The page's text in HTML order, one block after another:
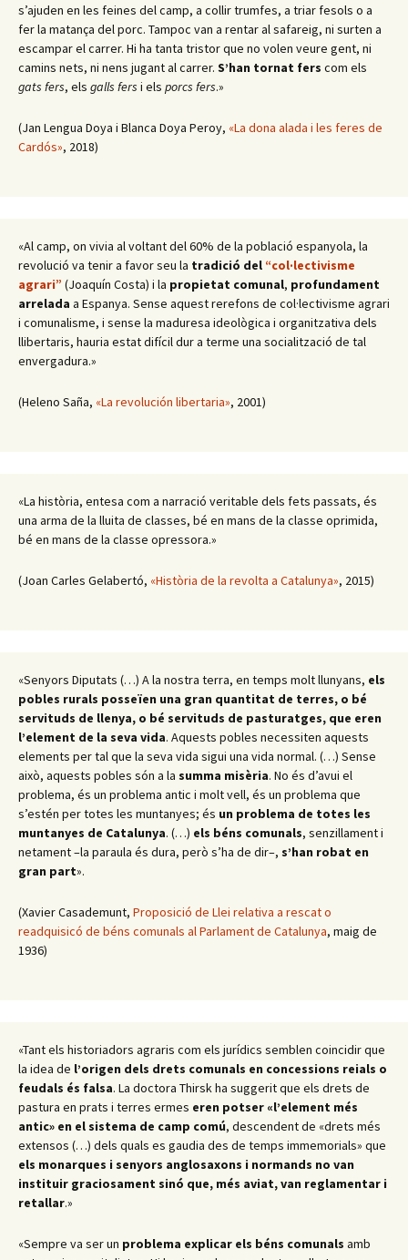
s’ajuden en les feines del camp, a collir trumfes, a triar fesols o a
fer la matança del porc. Tampoc van a rentar al safareig, ni surten a
escampar el carrer. Hi ha tanta tristor que no volen veure gent, ni
camins nets, ni nens jugant al carrer. S’han tornat fers com els
gats fers, els galls fers i els porcs fers.»
(Jan Lengua Doya i Blanca Doya Peroy, «La dona alada i les feres de
Cardós», 2018)
«Al camp, on vivia al voltant del 60% de la població espanyola, la
revolució va tenir a favor seu la tradició del “col·lectivisme
agrari” (Joaquín Costa) i la propietat comunal, profundament
arrelada a Espanya. Sense aquest rerefons de col·lectivisme agrari
i comunalisme, i sense la maduresa ideològica i organitzativa dels
llibertaris, hauria estat difícil dur a terme una socialització de tal
envergadura.»
(Heleno Saña, «La revolución libertaria», 2001)
«La història, entesa com a narració veritable dels fets passats, és
una arma de la lluita de classes, bé en mans de la classe oprimida,
bé en mans de la classe opressora.»
(Joan Carles Gelabertó, «Història de la revolta a Catalunya», 2015)
«Senyors Diputats (…) A la nostra terra, en temps molt llunyans, els
pobles rurals posseïen una gran quantitat de terres, o bé
servituds de llenya, o bé servituds de pasturatges, que eren
l’element de la seva vida. Aquests pobles necessiten aquests
elements per tal que la seva vida sigui una vida normal. (…) Sense
això, aquests pobles són a la summa misèria. No és d’avui el
problema, és un problema antic i molt vell, és un problema que
s’estén per totes les muntanyes; és un problema de totes les
muntanyes de Catalunya. (…) els béns comunals, senzillament i
netament –la paraula és dura, però s’ha de dir–, s’han robat en
gran part».
(Xavier Casademunt, Proposició de Llei relativa a rescat o
readquisicó de béns comunals al Parlament de Catalunya, maig de
1936)
«Tant els historiadors agraris com els jurídics semblen coincidir que
la idea de l’origen dels drets comunals en concessions reials o
feudals és falsa. La doctora Thirsk ha suggerit que els drets de
pastura en prats i terres ermes eren potser «l’element més
antic» en el sistema de camp comú, descendent de «drets més
extensos (…) dels quals es gaudia des de temps immemorials» que
els monarques i senyors anglosaxons i normands no van
instituir graciosament sinó que, més aviat, van reglamentar i
retallar.»
«Sempre va ser un problema explicar els béns comunals amb